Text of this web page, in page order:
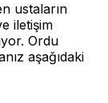
ustaların
iletişim
Ordu
aşağıdaki